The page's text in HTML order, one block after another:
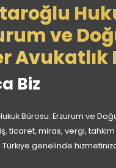
Biz
Bürosu: Erzurum ve
ticaret, miras, vergi, tahkim
genelinde